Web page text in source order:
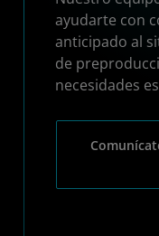
ayudarte con
anticipado al
de
necesidades